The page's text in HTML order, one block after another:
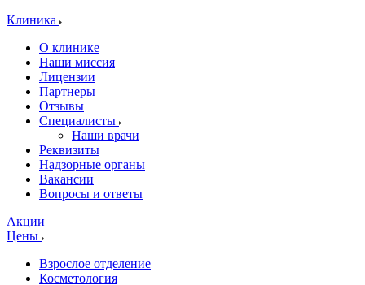
Клиника
О клинике
Наши миссия
Лицензии
Партнеры
Отзывы
Специалисты
Наши врачи
Реквизиты
Надзорные органы
Вакансии
Вопросы и ответы
Акции
Цены
Взрослое отделение
Косметология